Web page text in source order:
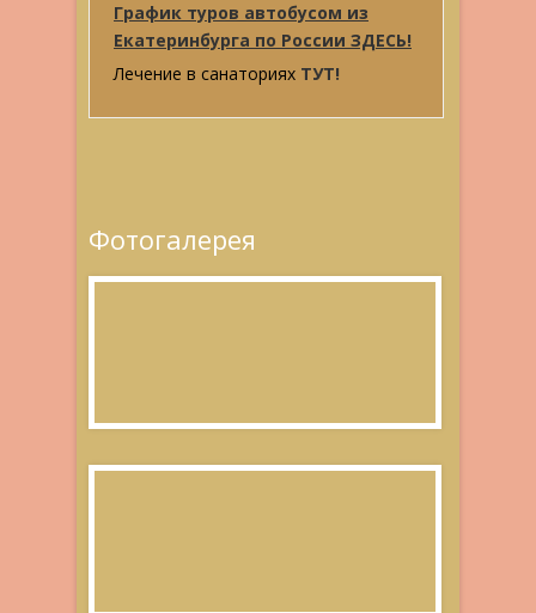
График туров автобусом из
Екатеринбурга по России ЗДЕСЬ!
Лечение в санаториях ТУТ!
Фотогалерея